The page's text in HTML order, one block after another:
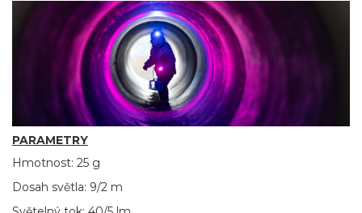
PARAMETRY
Hmotnost: 25 g
Dosah světla: 9/2 m